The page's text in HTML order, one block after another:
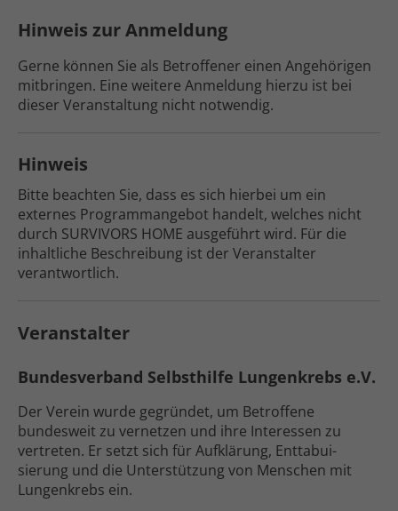
Hinweis zur Anmeldung
Gerne können Sie als Betroffener einen Angehö­rigen
mitbringen. Eine weitere Anmeldung hierzu ist bei
dieser Veran­staltung nicht notwendig.
Hinweis
Bitte beachten Sie, dass es sich hierbei um ein
externes Programm­angebot handelt, welches nicht
durch SURVIVORS HOME ausgeführt wird. Für die
inhaltliche Beschrei­bung ist der Veranstalter
verantwortlich.
Veranstalter
Bundesverband Selbsthilfe Lungenkrebs e.V.
Der Verein wurde gegründet, um Betroffene
bundesweit zu vernetzen und ihre Interessen zu
vertreten. Er setzt sich für Aufklärung, Enttabui­­
sierung und die Unter­stützung von Menschen mit
Lungenkrebs ein.